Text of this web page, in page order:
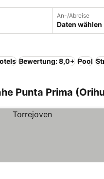
An-/Abreise
Daten wählen
Bewertung: 8,0+ Pool
Punta Prima